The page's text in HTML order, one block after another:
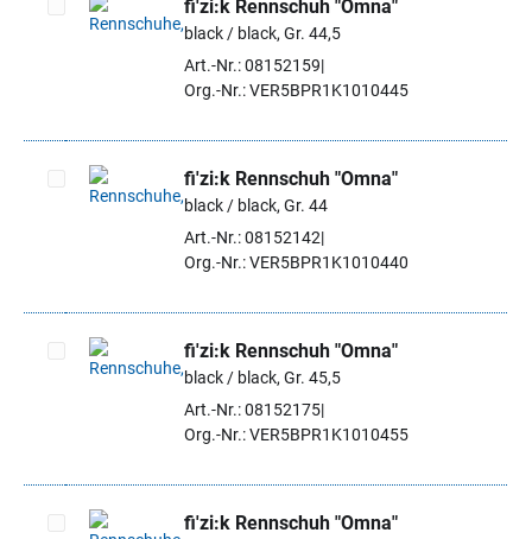
Artikel auswählen
fi'zi:k Rennschuh "Omna"
black / black, Gr. 44,5
Art.-Nr.: 08152159
Org.-Nr.: VER5BPR1K1010445
Artikel auswählen
fi'zi:k Rennschuh "Omna"
black / black, Gr. 44
Art.-Nr.: 08152142
Org.-Nr.: VER5BPR1K1010440
Artikel auswählen
fi'zi:k Rennschuh "Omna"
black / black, Gr. 45,5
Art.-Nr.: 08152175
Org.-Nr.: VER5BPR1K1010455
fi'zi:k Rennschuh "Omna"